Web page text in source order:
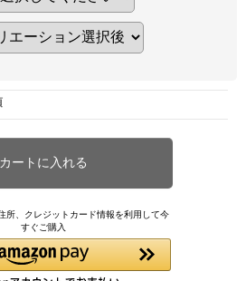
所、クレジットカード情報を利用して今
すぐご購入